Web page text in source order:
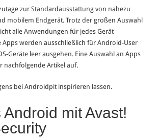
zur Standardausstattung von nahezu
mobilem Endgerät. Trotz der großen Auswahl
alle Anwendungen für jedes Gerät
Apps werden ausschließlich für Android-User
Geräte leer ausgehen. Eine Auswahl an Apps
nachfolgende Artikel auf.
bei Androidpit inspirieren lassen.
mit Avast!